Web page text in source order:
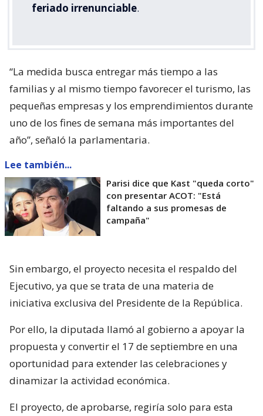
feriado irrenunciable.
“La medida busca entregar más tiempo a las
familias y al mismo tiempo favorecer el turismo, las
pequeñas empresas y los emprendimientos durante
uno de los fines de semana más importantes del
año”, señaló la parlamentaria.
Lee también...
Parisi dice que Kast "queda corto"
con presentar ACOT: "Está
faltando a sus promesas de
campaña"
Sin embargo, el proyecto necesita el respaldo del
Ejecutivo, ya que se trata de una materia de
iniciativa exclusiva del Presidente de la República.
Por ello, la diputada llamó al gobierno a apoyar la
propuesta y convertir el 17 de septiembre en una
oportunidad para extender las celebraciones y
dinamizar la actividad económica.
El proyecto, de aprobarse, regiría solo para esta